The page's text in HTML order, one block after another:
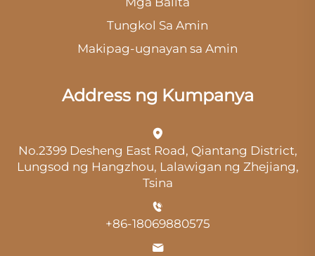
Tungkol Sa Amin
Makipag-ugnayan sa Amin
Address ng Kumpanya
No.2399 Desheng East Road, Qiantang District,
Lungsod ng Hangzhou, Lalawigan ng Zhejiang,
Tsina
+86-18069880575